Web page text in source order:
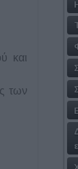
και
των